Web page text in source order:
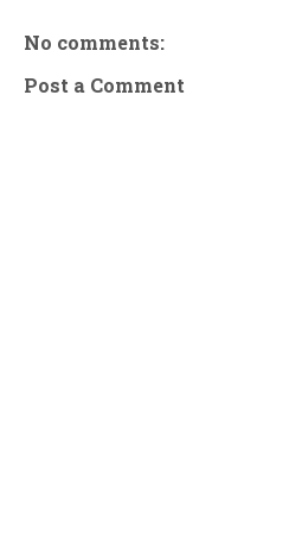
No comments:
Post a Comment